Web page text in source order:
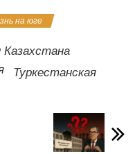
ail
.R
u
b
в
ть
на юге
Туркестанская